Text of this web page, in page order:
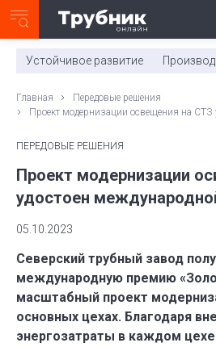
0:00/ 11:03
Устойчивое развитие
Главная
Передовые решения
Проект модернизации освещения на СТЗ
ПЕРЕДОВЫЕ РЕШЕНИЯ
Проект модернизации
удостоен
05.10.2023
Северский трубный завод
международную премию
масштабный проект
основных цехах. Благодаря
энергозатраты в каждом